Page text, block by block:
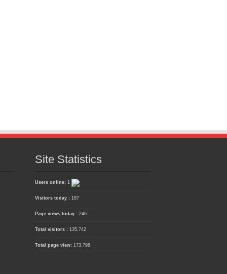
Site Statistics
Users online: 1
Visitors today : 187
Page views today : 246
Total visitors : 135,742
Total page view: 173,798